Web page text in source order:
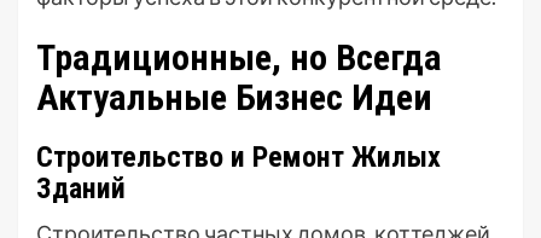
Традиционные, но Всегда
Актуальные Бизнес Идеи
Строительство и Ремонт Жилых
Зданий